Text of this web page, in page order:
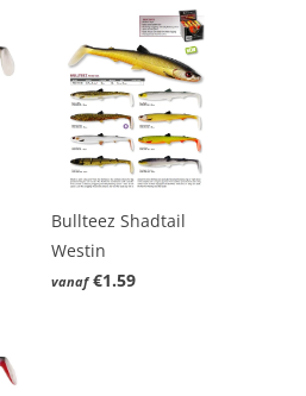
Bullteez Shadtail
Westin
vanaf €1.59